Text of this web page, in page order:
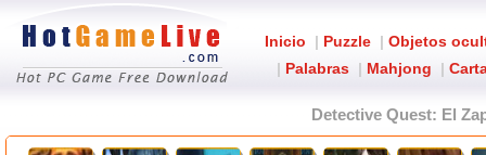
Inicio | Puzzle | Objetos
| Palabras | Mahjong |
Detective Quest: El